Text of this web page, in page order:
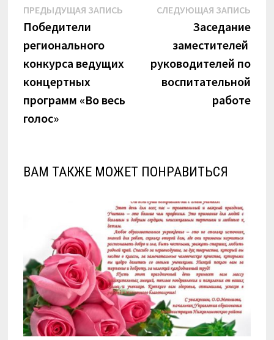
Навигация
по
записям
ПРЕДЫДУЩАЯ ЗАПИСЬ Предыдущая
Победители
регионального
конкурса ведущих
концертных
программ «Во весь
голос»
СЛЕДУЮЩАЯ ЗАПИСЬ
Заседание
заместителей
руководителей по
воспитательной
работе
ВАМ ТАКЖЕ МОЖЕТ ПОНРАВИТЬСЯ